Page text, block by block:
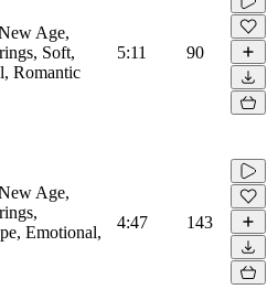
Age,
Soft,
Romantic
5:11 90
Age,
Emotional,
4:47 143